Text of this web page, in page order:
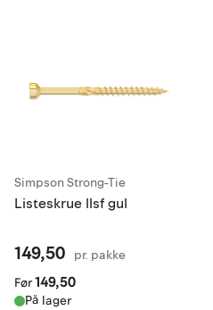
Simpson Strong-Tie
Listeskrue llsf gul
149,50 pr. pakke
Før149,50
På lager